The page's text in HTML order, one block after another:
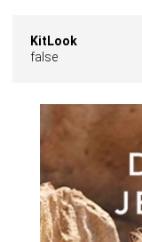
KitLook
false